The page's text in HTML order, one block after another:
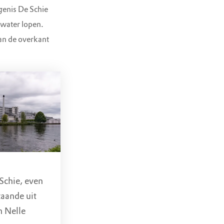
om
met
het
om een
uur
De Schie
lopen.
de overkant
even
uit
Nelle